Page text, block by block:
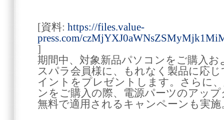
[資料: https://files.value-
press.com/
]
期間中、対象新品パソコンをご購入
スパラ会員様に、もれなく製品に応
イントをプレゼントします。さらに
ンをご購入の際、電源パーツのアッ
無料で適用されるキャンペーンも実施